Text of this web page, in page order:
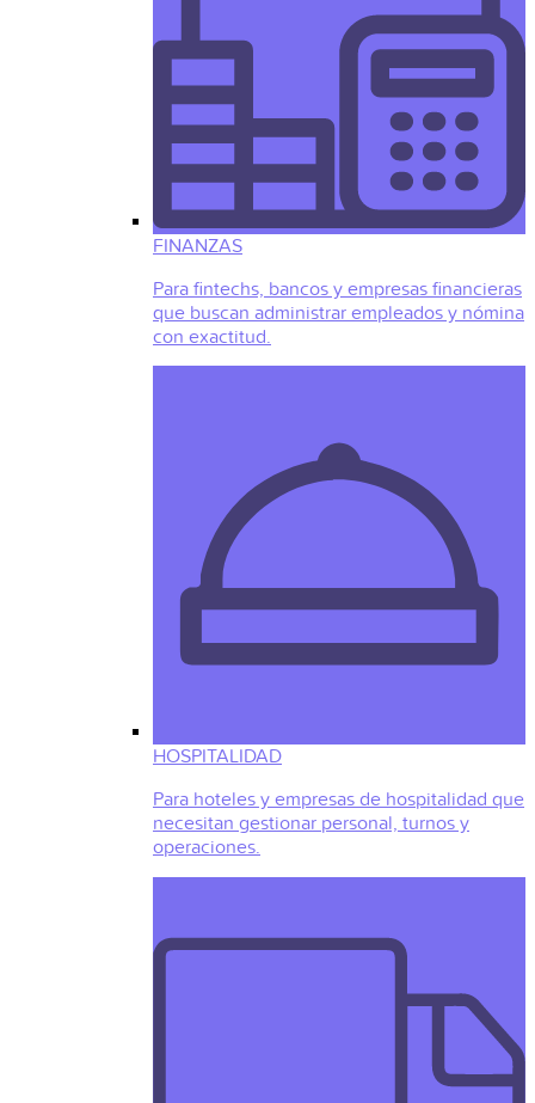
FINANZAS
Para fintechs, bancos y empresas financieras
que buscan administrar empleados y nómina
con exactitud.
HOSPITALIDAD
Para hoteles y empresas de hospitalidad que
necesitan gestionar personal, turnos y
operaciones.